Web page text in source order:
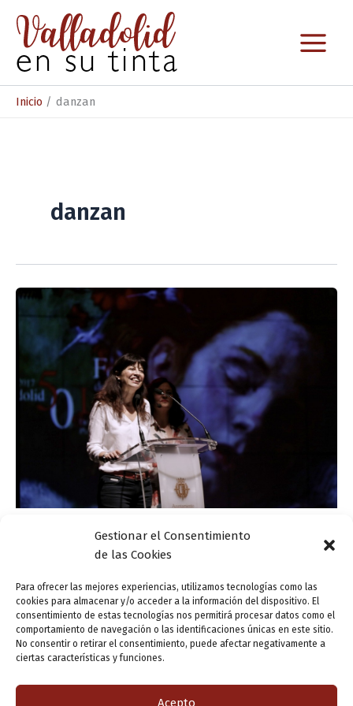
Gestionar el Consentimiento
de las Cookies
Para ofrecer las mejores experiencias, utilizamos tecnologías como las
cookies para almacenar y/o acceder a la información del dispositivo. El
consentimiento de estas tecnologías nos permitirá procesar datos como el
comportamiento de navegación o las identificaciones únicas en este sitio.
No consentir o retirar el consentimiento, puede afectar negativamente a
ciertas características y funciones.
Acepto
contenido
Inicio danzan
danzan
Ana Redondo destaca la alta participación del
público en la 50 Feria del Libro de Valladolid
ensutinta/15 mayo, 2017
La concejala de Cultura y Turismo, Ana Redondo,
destacaba ayer domingo la alta participación de los
quincuagésima edición concluía ayer. Por […]